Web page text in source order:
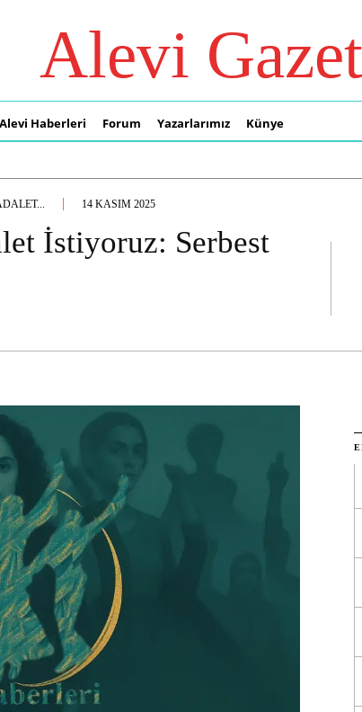
Alevi
Alevi Haberleri Forum Yazarlarımız Künye
14 KASIM 2025
İstiyoruz: Serbest